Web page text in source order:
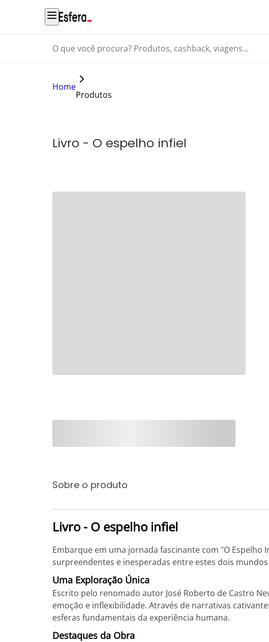
O que você procura? Produtos, cashback, viagens...
Home
Produtos
Livro - O espelho infiel
Sobre o produto
Livro - O espelho infiel
Embarque em uma jornada fascinante com "O
surpreendentes e inesperadas entre estes dois
Uma Exploração Única
Escrito pelo renomado autor José Roberto de Castro
emoção e inflexibilidade. Através de narrativas
esferas fundamentais da experiência humana.
Destaques da Obra